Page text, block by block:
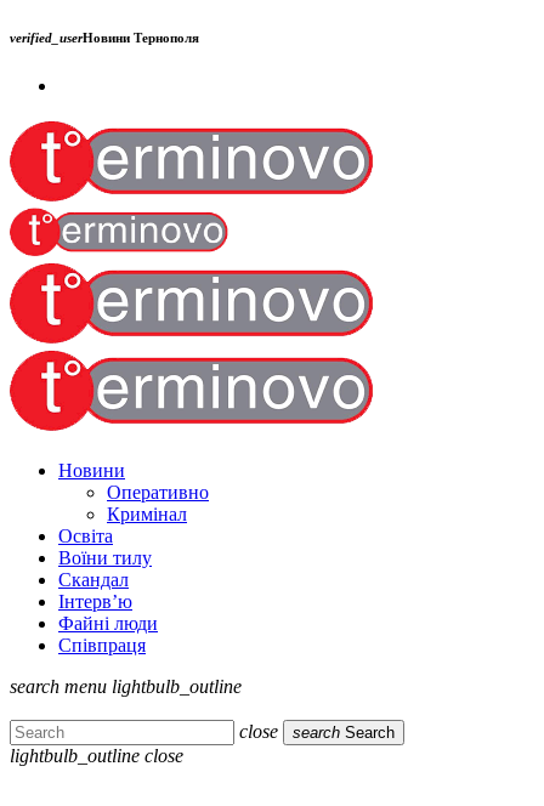
verified_userНовини Тернополя
Новини
Оперативно
Кримінал
Освіта
Воїни тилу
Скандал
Інтерв’ю
Файні люди
Співпраця
search menu lightbulb_outline
close search Search
lightbulb_outline close